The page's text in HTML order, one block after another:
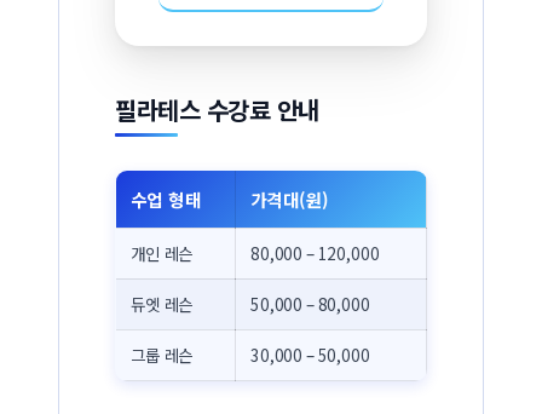
필라테스 수강료 안내
수업 형태 가격대(원)
개인 레슨 80,000 – 120,000
듀엣 레슨 50,000 – 80,000
그룹 레슨 30,000 – 50,000